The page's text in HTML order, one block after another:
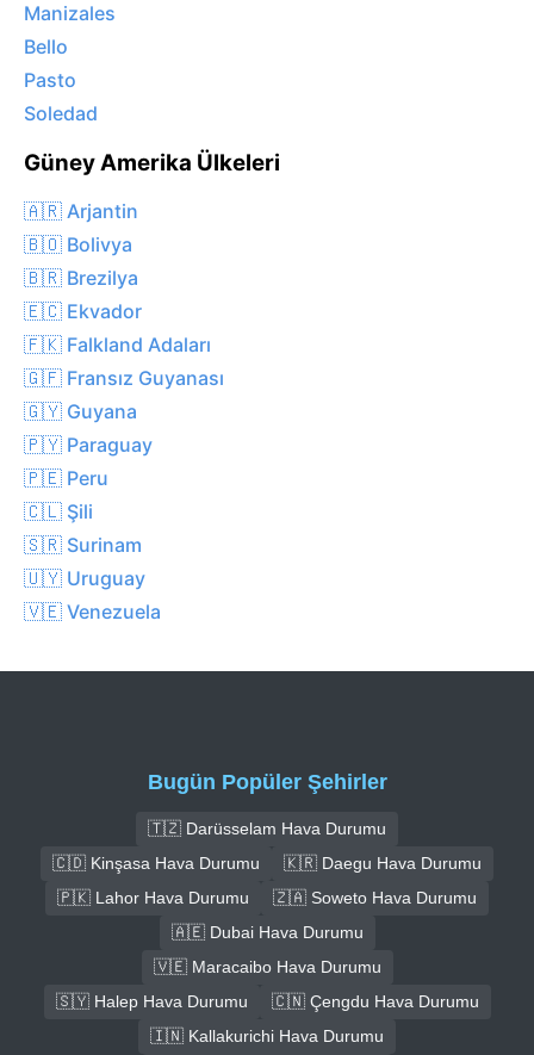
Manizales
Bello
Pasto
Soledad
Güney Amerika Ülkeleri
🇦🇷 Arjantin
🇧🇴 Bolivya
🇧🇷 Brezilya
🇪🇨 Ekvador
🇫🇰 Falkland Adaları
🇬🇫 Fransız Guyanası
🇬🇾 Guyana
🇵🇾 Paraguay
🇵🇪 Peru
🇨🇱 Şili
🇸🇷 Surinam
🇺🇾 Uruguay
🇻🇪 Venezuela
Bugün Popüler Şehirler
🇹🇿 Darüsselam Hava Durumu
🇨🇩 Kinşasa Hava Durumu
🇰🇷 Daegu Hava Durumu
🇵🇰 Lahor Hava Durumu
🇿🇦 Soweto Hava Durumu
🇦🇪 Dubai Hava Durumu
🇻🇪 Maracaibo Hava Durumu
🇸🇾 Halep Hava Durumu
🇨🇳 Çengdu Hava Durumu
🇮🇳 Kallakurichi Hava Durumu